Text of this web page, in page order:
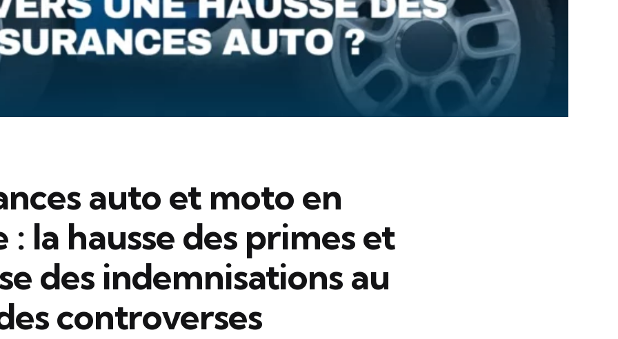
auto et moto en
: la hausse des primes et
des indemnisations au
controverses